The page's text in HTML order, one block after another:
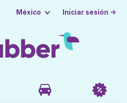
México Iniciar sesión →